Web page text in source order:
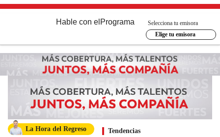
Hable con el Programa
Selecciona tu emisora
Elige tu emisora
La Hora del Regreso Tendencias